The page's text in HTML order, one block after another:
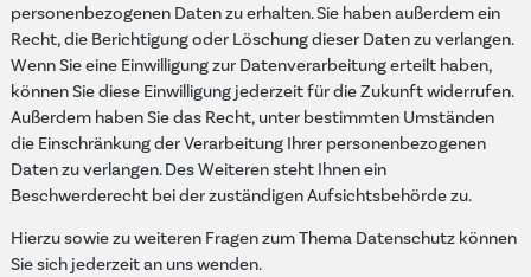
personenbezogenen Daten zu erhalten. Sie haben außerdem ein
Recht, die Berichtigung oder Löschung dieser Daten zu verlangen.
Wenn Sie eine Einwilligung zur Datenverarbeitung erteilt haben,
können Sie diese Einwilligung jederzeit für die Zukunft widerrufen.
Außerdem haben Sie das Recht, unter bestimmten Umständen
die Einschränkung der Verarbeitung Ihrer personenbezogenen
Daten zu verlangen. Des Weiteren steht Ihnen ein
Beschwerderecht bei der zuständigen Aufsichtsbehörde zu.
Hierzu sowie zu weiteren Fragen zum Thema Datenschutz können
Sie sich jederzeit an uns wenden.